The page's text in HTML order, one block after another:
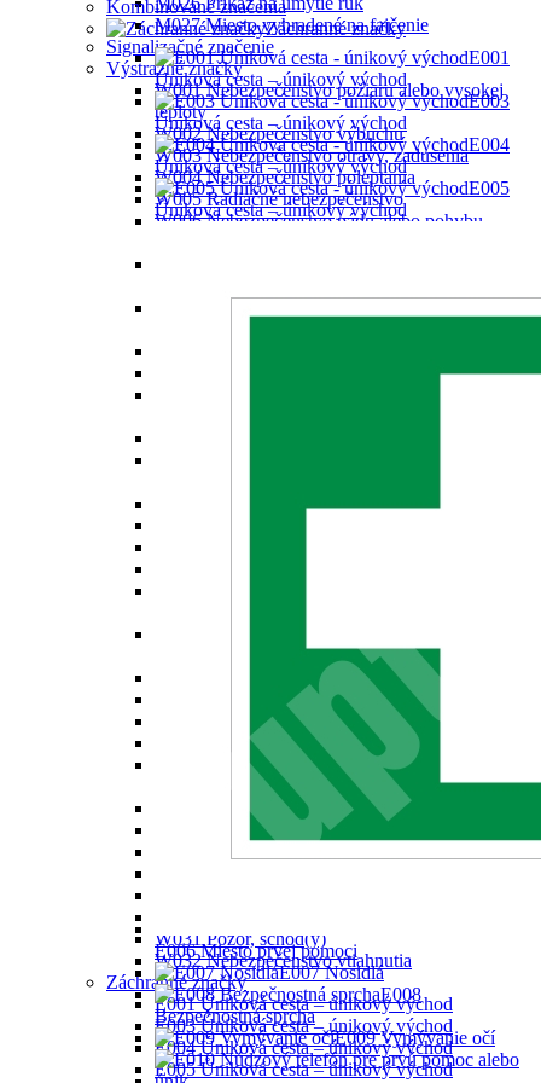
M027 Miesto vyhradené na fajčenie
Signalizačné značenie
Výstražné značky
W001 Nebezpečenstvo požiaru alebo vysokej
teploty
W002 Nebezpečenstvo výbuchu
W003 Nebezpečenstvo otravy, zadusenia
W004 Nebezpečenstvo poleptania
W005 Radiačné nebezpečenstvo
W006 Nebezpečenstvo pádu alebo pohybu
W010 Nebezpečenstvo laserového lúča
W014 Nebezpečenstvo zakopnutia
W020 Nebezpečenstvo od akumulátorov
W021 Nebezpečenstvo výbušného prostredia
W022 Nebezpečenstvo od frézy
W023 Nebezpečenstvo pomliaždenia
W024 Nebezpečenstvo zosunutia alebo pádu
W025 Nebezpečenstvo pri automatickom štarte
W026 Nebezpečne horúca plocha
W031 Pozor, schod(y)
W032 Nebezpečenstvo vtiahnutia
Záchranné značky
E001 Úniková cesta – únikový východ
E003 Úniková cesta – únikový východ
E004 Úniková cesta – únikový východ
E005 Ůniková cesta – únikový východ
Kombinované značenia
Záchranné značky
E001
Úniková cesta – únikový východ
E003
Úniková cesta – únikový východ
E004
Úniková cesta – únikový východ
E005
Ůniková cesta – únikový východ
E006 Miesto prvej pomoci
E007 Nosidlá
E008
Bezpečnostná sprcha
E009 Vymývanie očí